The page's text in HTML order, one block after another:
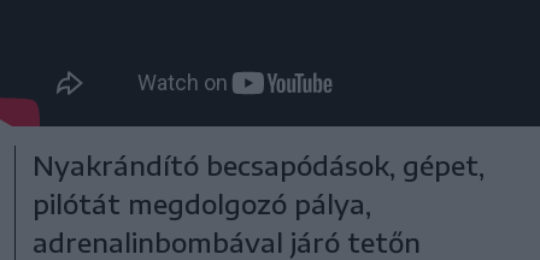
Nyakrándító becsapódások, gépet,
pilótát megdolgozó pálya,
adrenalinbombával járó tetőn